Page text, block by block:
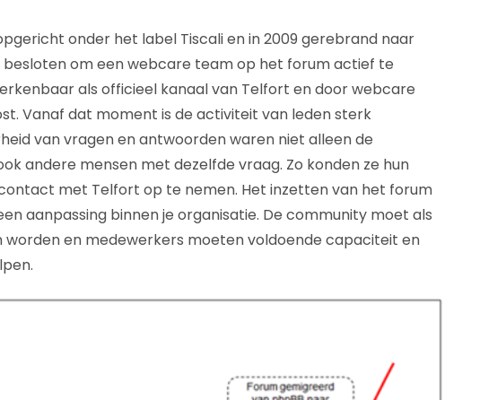
onder het label Tiscali en in 2009 gerebrand naar
om een webcare team op het forum actief te
als officieel kanaal van Telfort en door webcare
Vanaf dat moment is de activiteit van leden sterk
van vragen en antwoorden waren niet alleen de
andere mensen met dezelfde vraag. Zo konden ze hun
met Telfort op te nemen. Het inzetten van het forum
aanpassing binnen je organisatie. De community moet als
worden en medewerkers moeten voldoende capaciteit en